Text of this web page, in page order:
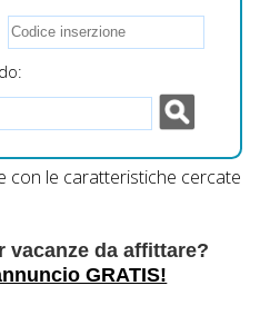
con le caratteristiche cercate
vacanze da affittare?
GRATIS!